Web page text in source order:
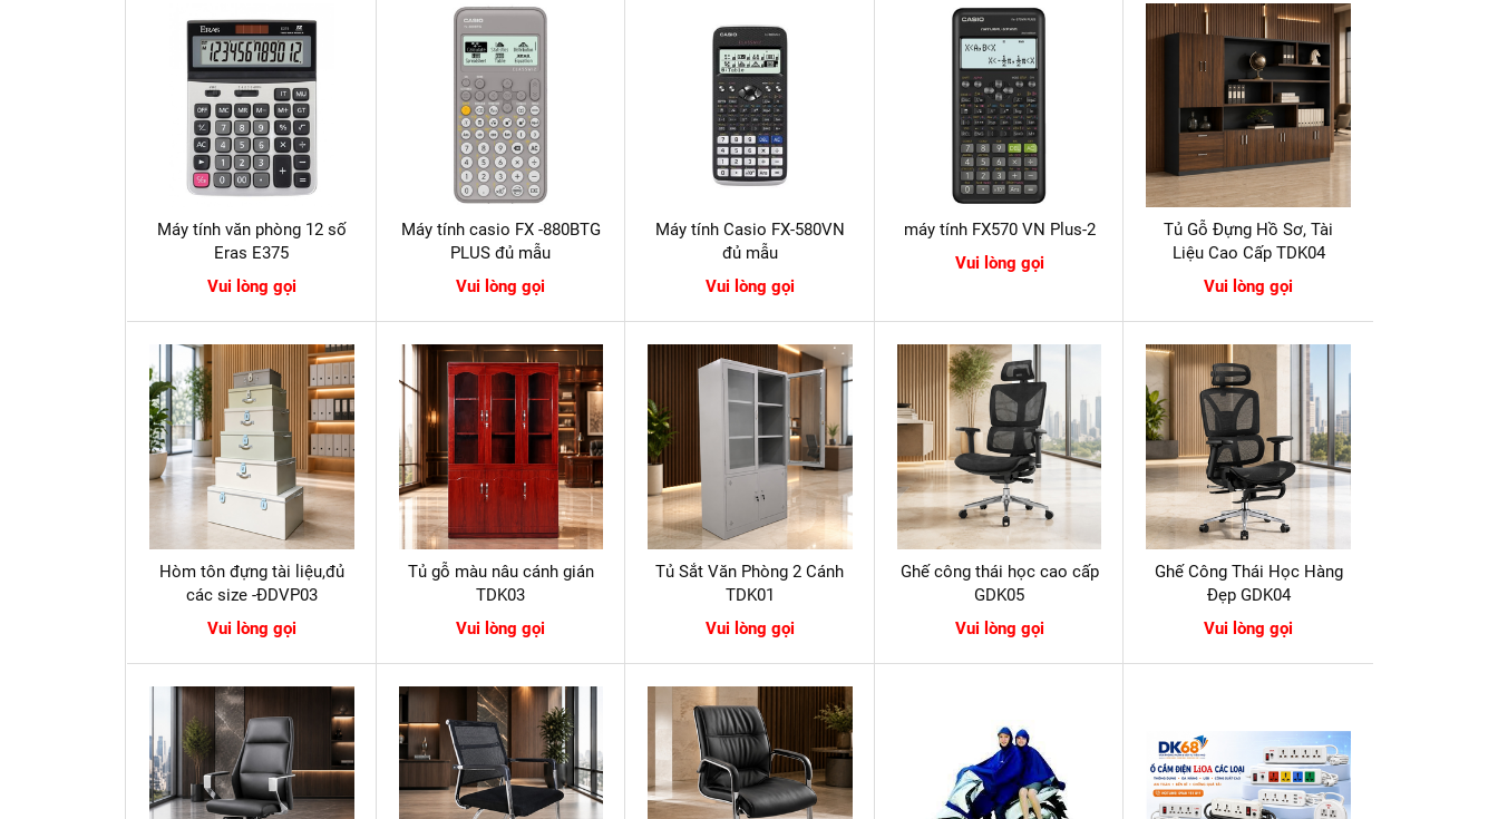
Máy tính văn phòng 12 số
Eras E375
Vui lòng gọi
Máy tính casio FX -880BTG
PLUS đủ mẫu
Vui lòng gọi
Máy tính Casio FX-580VN
đủ mẫu
Vui lòng gọi
máy tính FX570 VN Plus-2
Vui lòng gọi
Tủ Gỗ Đựng Hồ Sơ, Tài
Liệu Cao Cấp TDK04
Vui lòng gọi
Hòm tôn đựng tài liệu,đủ
các size -ĐDVP03
Vui lòng gọi
Tủ gỗ màu nâu cánh gián
TDK03
Vui lòng gọi
Tủ Sắt Văn Phòng 2 Cánh
TDK01
Vui lòng gọi
Ghế công thái học cao cấp
GDK05
Vui lòng gọi
Ghế Công Thái Học Hàng
Đẹp GDK04
Vui lòng gọi